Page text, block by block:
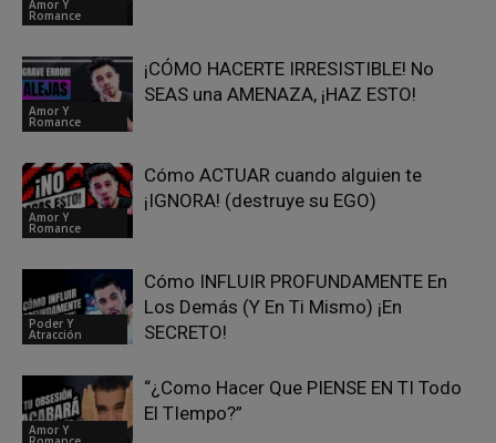
Amor Y
Romance
Amor Y
Romance
¡CÓMO HACERTE IRRESISTIBLE! No
SEAS una AMENAZA, ¡HAZ ESTO!
Amor Y
Romance
Cómo ACTUAR cuando alguien te
¡IGNORA! (destruye su EGO)
Poder Y
Atracción
Cómo INFLUIR PROFUNDAMENTE En
Los Demás (Y En Ti Mismo) ¡En
SECRETO!
Amor Y
“¿Como Hacer Que PIENSE EN TI Todo
El TIempo?”